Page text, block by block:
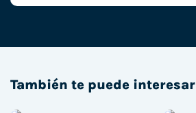
También te puede interesar